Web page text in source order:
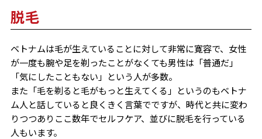
脱毛
ベトナムは毛が生えていることに対して非常に寛容で、女性
が一度も腕や足を剃ったことがなくても男性は「普通だ」
「気にしたこともない」という人が多数。
また「毛を剃ると毛がもっと生えてくる」というのもベトナ
ム人と話していると良くきく言葉でですが、時代と共に変わ
りつつありここ数年でセルフケア、並びに脱毛を行っている
人もいます。